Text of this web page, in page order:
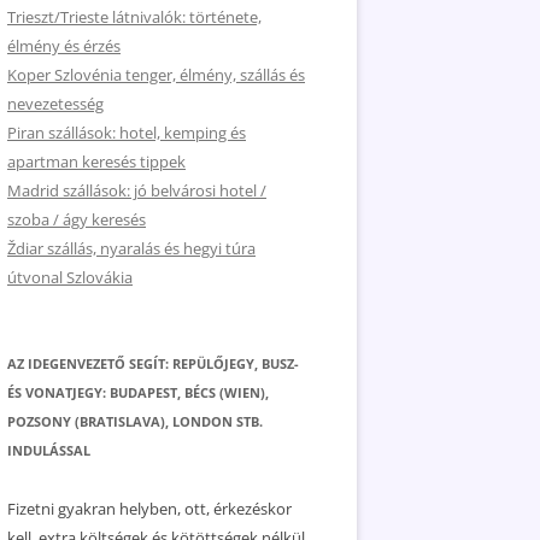
Trieszt/Trieste látnivalók: története,
élmény és érzés
Koper Szlovénia tenger, élmény, szállás és
nevezetesség
Piran szállások: hotel, kemping és
apartman keresés tippek
Madrid szállások: jó belvárosi hotel /
szoba / ágy keresés
Ždiar szállás, nyaralás és hegyi túra
útvonal Szlovákia
AZ IDEGENVEZETŐ SEGÍT: REPÜLŐJEGY, BUSZ-
ÉS VONATJEGY: BUDAPEST, BÉCS (WIEN),
POZSONY (BRATISLAVA), LONDON STB.
INDULÁSSAL
Fizetni gyakran helyben, ott, érkezéskor